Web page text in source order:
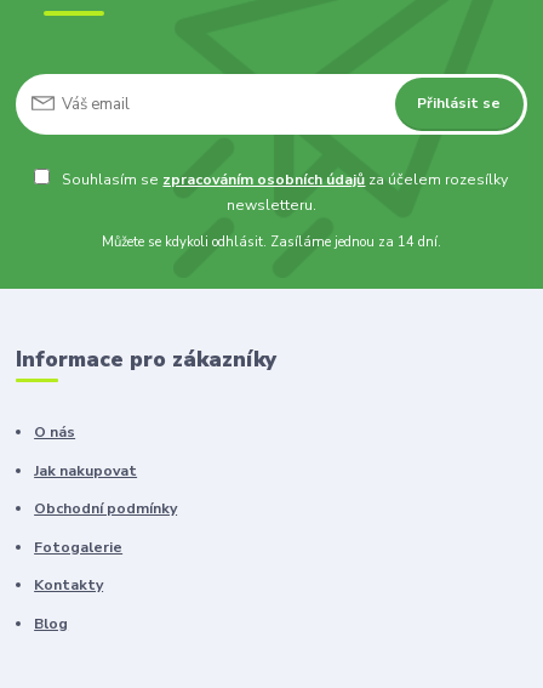
Přihlásit se
Souhlasím se zpracováním osobních údajů za účelem rozesílky
newsletteru.
Můžete se kdykoli odhlásit. Zasíláme jednou za 14 dní.
Informace pro zákazníky
O nás
Jak nakupovat
Obchodní podmínky
Fotogalerie
Kontakty
Blog